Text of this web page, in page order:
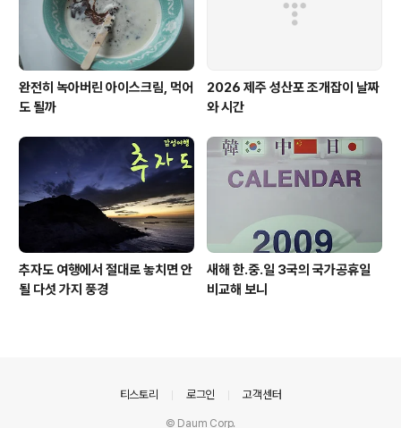
완전히 녹아버린 아이스크림, 먹어
도 될까
2026 제주 성산포 조개잡이 날짜
와 시간
추자도 여행에서 절대로 놓치면 안
될 다섯 가지 풍경
새해 한.중.일 3국의 국가공휴일
비교해 보니
티스토리 로그인 고객센터
© Daum Corp.